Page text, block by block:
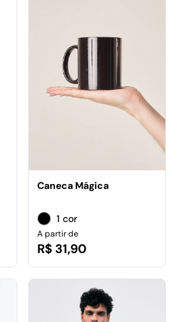
Caneca Mágica
1 cor
A partir de
R$ 31,90